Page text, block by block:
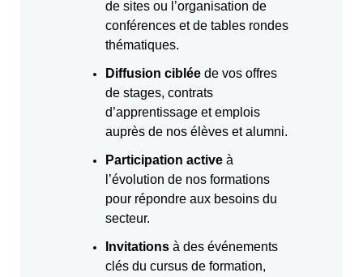
de sites ou l’organisation de
conférences et de tables rondes
thématiques.
Diffusion ciblée de vos offres
de stages, contrats
d’apprentissage et emplois
auprès de nos élèves et alumni.
Participation active à
l’évolution de nos formations
pour répondre aux besoins du
secteur.
nvitations à des événements
clés du cursus de formation,